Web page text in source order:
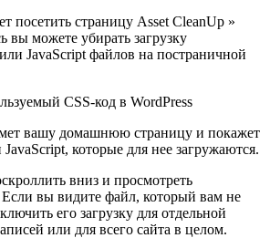
посетить страницу Asset CleanUp »
вы можете убирать загрузку
JavaScript файлов на постраничной
вашу домашнюю страницу и покажет
которые для нее загружаются.
вниз и просмотреть
вы видите файл, который вам не
его загрузку для отдельной
или для всего сайта в целом.